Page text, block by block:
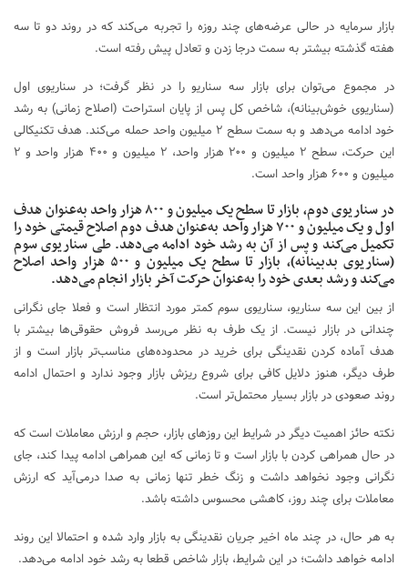
بازار سرمایه در حالی عرضه‌های چند روزه را تجربه می‌کند که در روند دو تا سه
هفته گذشته بیشتر به سمت درجا زدن و تعادل پیش رفته است.
در مجموع می‌توان برای بازار سه سناریو را در نظر گرفت؛ در سناریوی اول
(سناریوی خوش‌بینانه)، شاخص کل پس از پایان استراحت (اصلاح زمانی) به رشد
خود ادامه می‌دهد و به سمت سطح ۲ میلیون واحد حمله می‌کند. هدف تکنیکالی
این حرکت، سطح ۲ میلیون و ۲۰۰ هزار واحد، ۲ میلیون و ۴۰۰ هزار واحد و ۲
میلیون و ۶۰۰ هزار واحد است.
در سناریوی دوم، بازار تا سطح یک میلیون و ۸۰۰ هزار واحد به‌عنوان هدف
اول و یک میلیون و ۷۰۰ هزار واحد به‌عنوان هدف دوم اصلاح قیمتی خود را
تکمیل می‌کند و پس از آن به رشد خود ادامه می‌دهد. طی سناریوی سوم
(سناریوی بدبینانه)، بازار تا سطح یک میلیون و ۵۰۰ هزار واحد اصلاح
می‌کند و رشد بعدی خود را به‌عنوان حرکت آخر بازار انجام می‌دهد.
از بین این سه سناریو، سناریوی سوم کمتر مورد انتظار است و فعلا جای نگرانی
چندانی در بازار نیست. از یک طرف به نظر می‌رسد فروش‌ حقوقی‌ها بیشتر با
هدف آماده کردن نقدینگی برای خرید در محدوده‌های مناسب‌تر بازار است و از
طرف دیگر، هنوز دلایل کافی برای شروع ریزش بازار وجود ندارد و احتمال ادامه
روند صعودی در بازار بسیار محتمل‌تر است.
نکته حائز اهمیت دیگر در شرایط این روزهای بازار، حجم و ارزش معاملات است که
در حال همراهی کردن با بازار است و تا زمانی که این همراهی ادامه پیدا کند، جای
نگرانی وجود نخواهد داشت و زنگ خطر تنها زمانی به صدا درمی‌آید که ارزش
معاملات برای چند روز، کاهشی محسوس داشته باشد.
به هر حال، در چند ماه اخیر جریان نقدینگی به بازار وارد شده و احتمالا این روند
ادامه خواهد داشت؛ در این شرایط، بازار شاخص قطعا به رشد خود ادامه می‌دهد.